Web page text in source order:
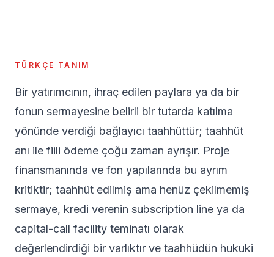
TÜRKÇE TANIM
Bir yatırımcının, ihraç edilen paylara ya da bir
fonun sermayesine belirli bir tutarda katılma
yönünde verdiği bağlayıcı taahhüttür; taahhüt
anı ile fiili ödeme çoğu zaman ayrışır. Proje
finansmanında ve fon yapılarında bu ayrım
kritiktir; taahhüt edilmiş ama henüz çekilmemiş
sermaye, kredi verenin subscription line ya da
capital-call facility teminatı olarak
değerlendirdiği bir varlıktır ve taahhüdün hukuki